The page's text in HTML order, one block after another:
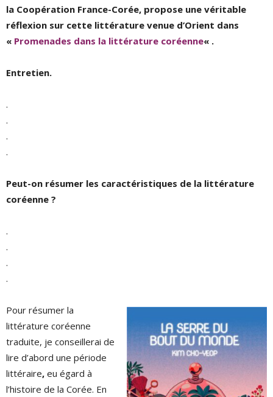
la Coopération France-Corée, propose une véritable
réflexion sur cette littérature venue d’Orient dans
« Promenades dans la littérature coréenne« .
Entretien.
.
.
.
.
Peut-on résumer les caractéristiques de la littérature
coréenne ?
.
.
.
.
Pour résumer la
littérature coréenne
traduite, je conseillerai de
lire d’abord une période
littéraire, eu égard à
l’histoire de la Corée. En